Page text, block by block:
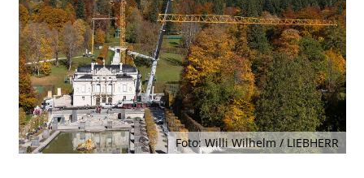
Foto: Willi Wilhelm / LIEBHERR